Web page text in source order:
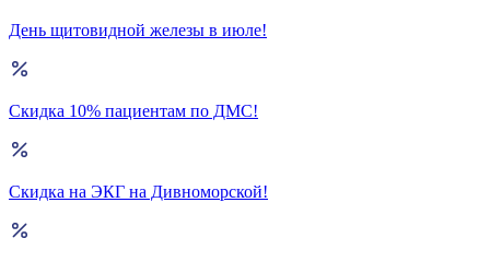
День щитовидной железы в июле!
Скидка 10% пациентам по ДМС!
Скидка на ЭКГ на Дивноморской!